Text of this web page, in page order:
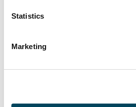
Statistics
Marketing
Mit der
wird der Strukturwandel
Mönchengladbach entsteht ein
Quartiersentwicklung mit